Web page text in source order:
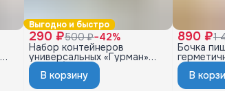
Выгодно и быстро
290 ₽500 ₽−42%
Набор контейнеров
универсальных «Гурман»
(0,8л×5)
В корзину
890 ₽1
Бочка
В